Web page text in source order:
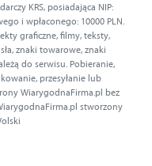
KRS, posiadająca NIP:
i wpłaconego: 10000 PLN.
graficzne, filmy, teksty,
znaki towarowe, znaki
do serwisu. Pobieranie,
przesyłanie lub
WiarygodnaFirma.pl bez
stworzony